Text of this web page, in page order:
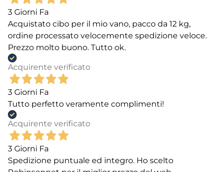
3 Giorni Fa
Acquistato cibo per il mio vano, pacco da 12 kg,
ordine processato velocemente spedizione veloce.
Prezzo molto buono. Tutto ok.
Acquirente verificato
3 Giorni Fa
Tutto perfetto veramente complimenti!
Acquirente verificato
3 Giorni Fa
Spedizione puntuale ed integro. Ho scelto